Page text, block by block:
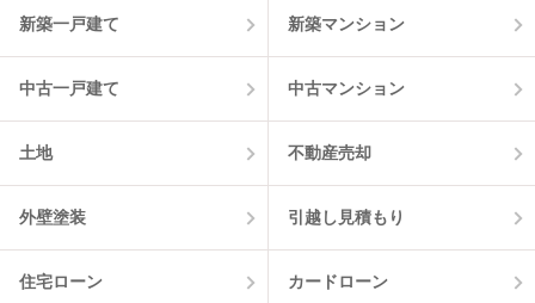
新築一戸建て 新築マンション
中古一戸建て 中古マンション
土地 不動産売却
外壁塗装 引越し見積もり
住宅ローン カードローン